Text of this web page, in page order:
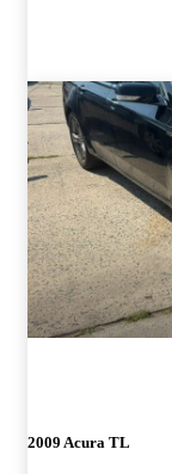
2009 Acura TL